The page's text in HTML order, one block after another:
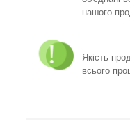
нашого
Якість
всього